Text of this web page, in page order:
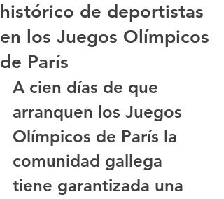
histórico de deportistas
en los Juegos Olímpicos
de París
A cien días de que
arranquen los Juegos
Olímpicos de París la
comunidad gallega
tiene garantizada una